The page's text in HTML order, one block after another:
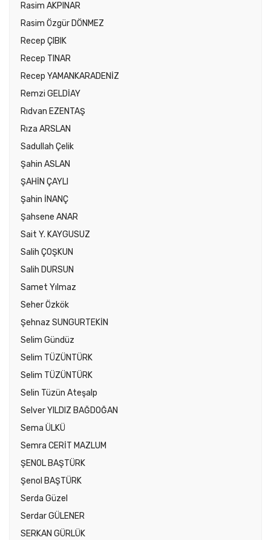
Rasim AKPINAR
Rasim Özgür DÖNMEZ
Recep ÇIBIK
Recep TINAR
Recep YAMANKARADENİZ
Remzi GELDİAY
Rıdvan EZENTAŞ
Rıza ARSLAN
Sadullah Çelik
Şahin ASLAN
ŞAHİN ÇAYLI
Şahin İNANÇ
Şahsene ANAR
Sait Y. KAYGUSUZ
Salih ÇOŞKUN
Salih DURSUN
Samet Yılmaz
Seher Özkök
Şehnaz SUNGURTEKİN
Selim Gündüz
Selim TÜZÜNTÜRK
Selim TÜZÜNTÜRK
Selin Tüzün Ateşalp
Selver YILDIZ BAĞDOĞAN
Sema ÜLKÜ
Semra CERİT MAZLUM
ŞENOL BAŞTÜRK
Şenol BAŞTÜRK
Serda Güzel
Serdar GÜLENER
SERKAN GÜRLÜK